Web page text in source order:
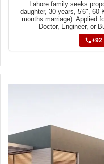
Lahore family seeks
daughter, 30 years, 5'6", 60
months marriage). Applied
Doctor, Engineer, or
+92